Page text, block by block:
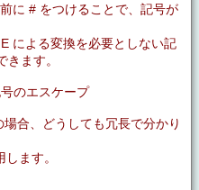
に # をつけることで、記号が
による変換を必要としない記
ます。
のエスケープ
合、どうしても冗長で分かり
ます。